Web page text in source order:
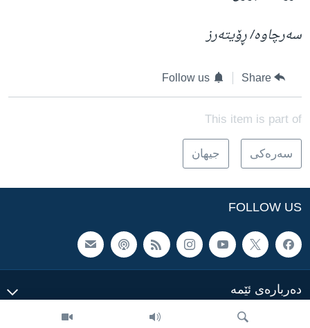
سەرچاوە/ ڕۆیتەرز
Share
Follow us
This item is part of
سه‌ره‌کی جیهان
FOLLOW US
ده‌رباره‌ی ئێمه‌